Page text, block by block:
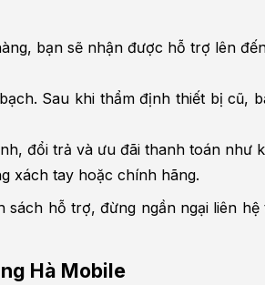
bạn sẽ nhận được hỗ trợ lên
Sau khi thẩm định thiết bị cũ,
đổi trả và ưu đãi thanh toán như
xách tay hoặc chính hãng.
hỗ trợ, đừng ngần ngại liên
Hà Mobile